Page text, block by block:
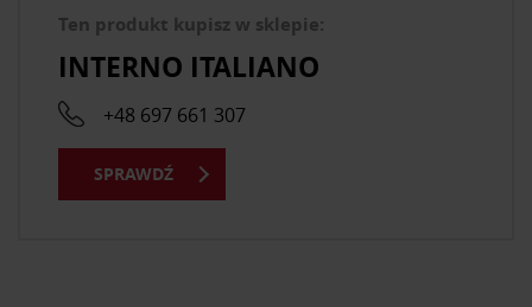
Ten produkt kupisz w sklepie:
INTERNO ITALIANO
+48 697 661 307
SPRAWDŹ